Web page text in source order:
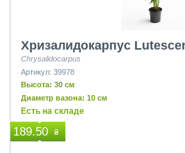
Хризалидокарпус
Chrysalidocarpus
Артикул: 39978
Высота: 30 см
Диаметр вазона: 10 см
Есть на складе
189.50 ₴